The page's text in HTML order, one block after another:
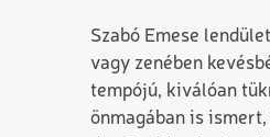
Szabó Emese
vagy zenében
tempójú, kiválóan
önmagában is